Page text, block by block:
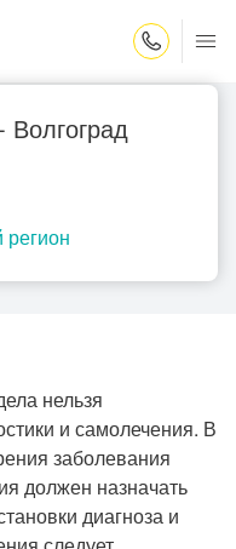
Волгоград
регион
нельзя
и самолечения. В
заболевания
должен назначать
диагноза и